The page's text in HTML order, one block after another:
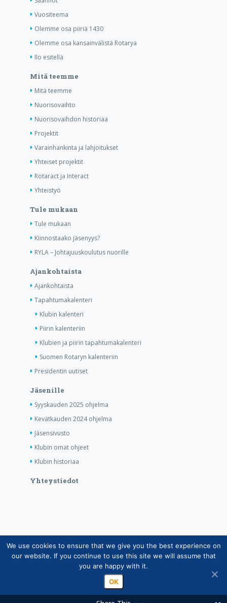
Vuositeema
Olemme osa piiriä 1430
Olemme osa kansainvälistä Rotarya
Ilo esitellä
Mitä teemme
Mitä teemme
Nuorisovaihto
Nuorisovaihdon historiaa
Projektit
Varainhankinta ja lahjoitukset
Yhteiset projektit
Rotaract ja Interact
Yhteistyö
Tule mukaan
Tule mukaan
Kiinnostaako jäsenyys?
RYLA – Johtajuuskoulutus nuorille
Ajankohtaista
Ajankohtaista
Tapahtumakalenteri
Klubin kalenteri
Piirin kalenteriin
Klubien ja piirin tapahtumakalenteri
Suomen Rotaryn kalenteriin
Presidentin uutiset
Jäsenille
Syyskauden 2025 ohjelma
Kevätkauden 2024 ohjelma
Jäsensivusto
Klubin omat ohjeet
Klubin historiaa
Yhteystiedot
Copyright © Suomen Rotarypalvelu ry 2026 |
Jäsentietojärjestelmän tietosuojaseloste|Henkilötietojen
käsittely Rotarytoiminnassa
We use cookies to ensure that we give you the best experience on
our website. If you continue to use this site we will assume that
you are happy with it.
OK